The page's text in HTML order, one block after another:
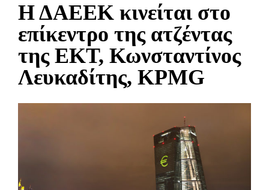
Η ΔΑΕΕΚ κινείται στο
επίκεντρο της ατζέντας
της ΕΚΤ, Κωνσταντίνος
Λευκαδίτης, KPMG